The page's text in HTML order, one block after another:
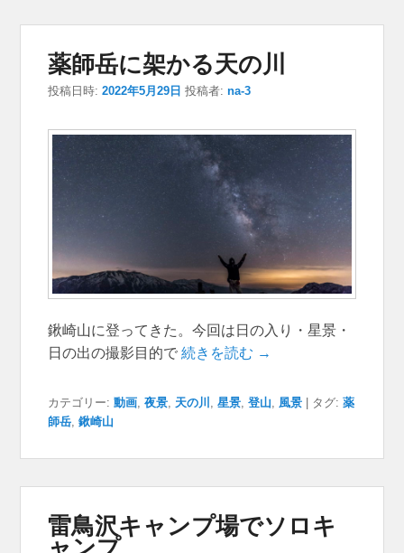
薬師岳に架かる天の川
投稿日時:2022年5月29日 投稿者:na-3
鍬崎山に登ってきた。今回は日の入り・星景・
日の出の撮影目的で続きを読む →
カテゴリー: 動画,夜景, 天の川 ,星景,登山, 風景 タグ: 薬
師岳,鍬崎山
雷鳥沢キャンプ場でソロキ